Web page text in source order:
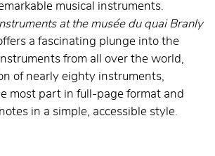
musical instruments.
at the musée du quai Branly
a fascinating plunge into the
from all over the world,
of nearly eighty instruments,
most part in full-page format and
in a simple, accessible style.